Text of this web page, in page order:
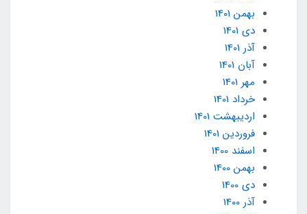
بهمن 1401
دی 1401
آذر 1401
آبان 1401
مهر 1401
خرداد 1401
ارديبهشت 1401
فروردین 1401
اسفند 1400
بهمن 1400
دی 1400
آذر 1400